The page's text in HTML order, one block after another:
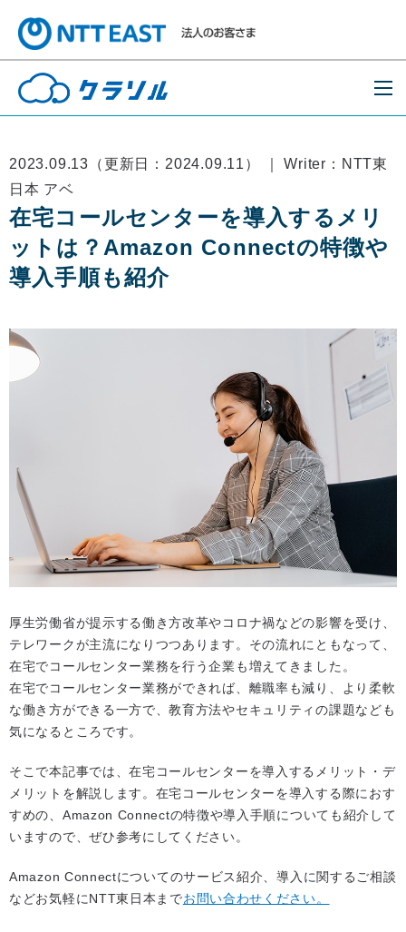
2023.09.13（更新日：2024.09.11） ｜ Writer：NTT東
日本 アベ
在宅コールセンターを導入するメリ
ットは？Amazon Connectの特徴や
導入手順も紹介
厚生労働省が提示する働き方改革やコロナ禍などの影響を受け、
テレワークが主流になりつつあります。その流れにともなって、
在宅でコールセンター業務を行う企業も増えてきました。
在宅でコールセンター業務ができれば、離職率も減り、より柔軟
な働き方ができる一方で、教育方法やセキュリティの課題なども
気になるところです。
そこで本記事では、在宅コールセンターを導入するメリット・デ
メリットを解説します。在宅コールセンターを導入する際におす
すめの、Amazon Connectの特徴や導入手順についても紹介して
いますので、ぜひ参考にしてください。
Amazon Connectについてのサービス紹介、導入に関するご相談
などお気軽にNTT東日本までお問い合わせください。